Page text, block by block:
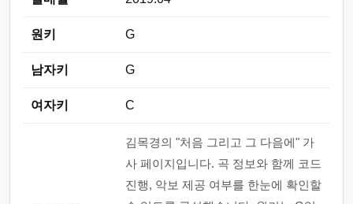
원키 G
남자키 G
여자키 C
김목경의 "처음 그리고 그 다음에" 가
사 페이지입니다. 곡 정보와 함께 코드
진행, 악보 제공 여부를 한눈에 확인할